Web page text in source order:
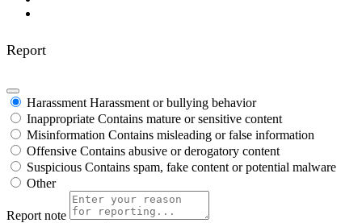
Report
Harassment Harassment or bullying behavior
Inappropriate Contains mature or sensitive content
Misinformation Contains misleading or false information
Offensive Contains abusive or derogatory content
Suspicious Contains spam, fake content or potential malware
Other
Report note